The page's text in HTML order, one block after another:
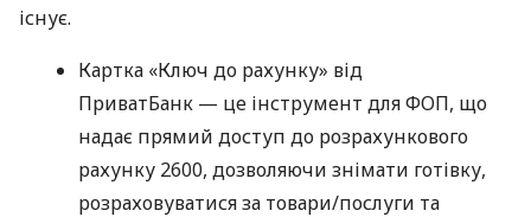
існує.
Картка «Ключ до рахунку» від
ПриватБанк — це інструмент для ФОП, що
надає прямий доступ до розрахункового
рахунку 2600, дозволяючи знімати готівку,
розраховуватися за товари/послуги та